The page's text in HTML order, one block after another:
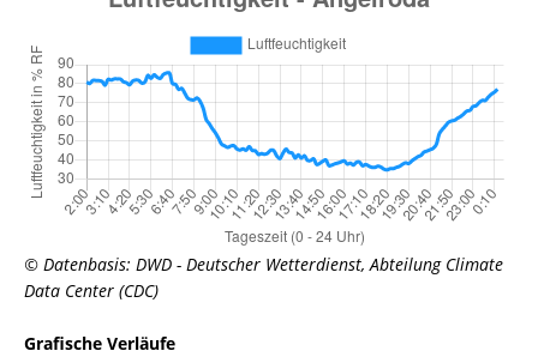
© Datenbasis: DWD - Deutscher Wetterdienst, Abteilung Climate
Data Center (CDC)
Grafische Verläufe